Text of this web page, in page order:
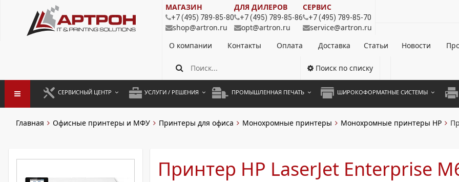
МАГАЗИН
+7 (495) 789-85-80
shop@artron.ru
ДЛЯ ДИЛЕРОВ
+7 (495) 789-85-86
opt@artron.ru
СЕРВИС
+7 (495) 789-85-70
service@artron.ru
О компании
Контакты Оплата Доставка Статьи Новости
Поиск по списку
СЕРВИСНЫЙ ЦЕНТР УСЛУГИ / РЕШЕНИЯ ПРОМЫШЛЕННАЯ ПЕЧАТЬ ШИРОКОФОРМАТНЫЕ СИСТЕМЫ
А4
Главная Офисные принтеры и МФУ Принтеры для офиса Монохромные принтеры Монохромные принтеры HP
Принтер HP LaserJet Enterprise